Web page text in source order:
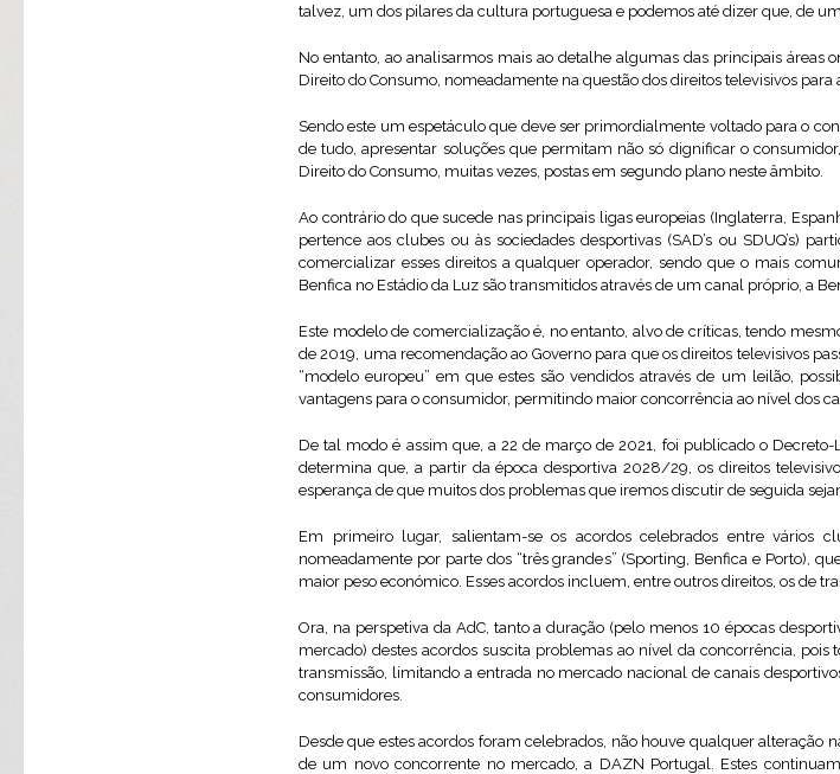
talvez, um dos pilares da cultura portuguesa e podemos até dizer que, de
No entanto, ao analisarmos mais ao detalhe algumas das principais
Direito do Consumo, nomeadamente na questão dos direitos televisivos para
Sendo este um espetáculo que deve ser primordialmente voltado para o
de tudo, apresentar soluções que permitam não só dignificar o
Direito do Consumo, muitas vezes, postas em segundo plano neste âmbito.
Ao contrário do que sucede nas principais ligas europeias (Inglaterra,
pertence aos clubes ou às sociedades desportivas (SAD’s ou SDUQ’s)
comercializar esses direitos a qualquer operador, sendo que o mais
Benfica no Estádio da Luz são transmitidos através de um canal próprio, a
Este modelo de comercialização é, no entanto, alvo de críticas, tendo
de 2019, uma recomendação ao Governo para que os direitos televisivos
“modelo europeu” em que estes são vendidos através de um leilão,
vantagens para o consumidor, permitindo maior concorrência ao nível dos
De tal modo é assim que, a 22 de março de 2021, foi publicado o
determina que, a partir da época desportiva 2028/29, os direitos
esperança de que muitos dos problemas que iremos discutir de seguida
Em primeiro lugar, salientam-se os acordos celebrados entre vários
nomeadamente por parte dos “três grandes” (Sporting, Benfica e Porto),
maior peso económico. Esses acordos incluem, entre outros direitos, os de
Ora, na perspetiva da AdC, tanto a duração (pelo menos 10 épocas
mercado) destes acordos suscita problemas ao nível da concorrência,
transmissão, limitando a entrada no mercado nacional de canais
consumidores.
Desde que estes acordos foram celebrados, não houve qualquer alteração
de um novo concorrente no mercado, a DAZN Portugal. Estes